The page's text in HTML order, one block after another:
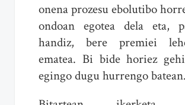
onena prozesu ebolutibo
ondoan egotea dela eta,
handiz, bere premiei
ematea. Bi bide horiez
egingo dugu hurrengo batean.